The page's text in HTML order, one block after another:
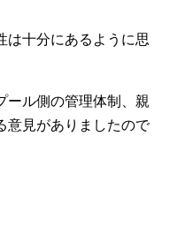
は十分にあるように思
ール側の管理体制、親
意見がありましたので